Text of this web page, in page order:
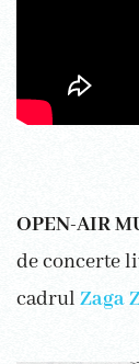
OPEN-AIR
de concerte
cadrul Zaga